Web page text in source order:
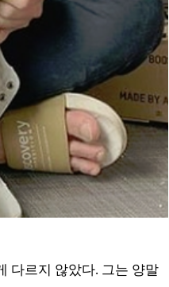
다르지 않았다. 그는 양말